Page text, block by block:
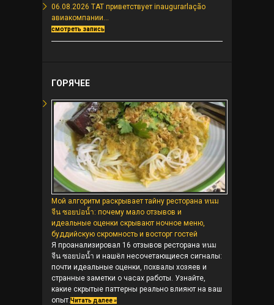
06.08.2026 TAT приветствует inaugurarlação
авиакомпании...
смотреть запись
ГОРЯЧЕЕ
Мой алгоритм раскрывает тайну ресторана หนม
จีน ซอยบ่อน้ำ: почему мало отзывов и
идеальные оценки скрывают ночное меню,
буддийскую скромность и восторг гостей
Я проанализировал 16 отзывов ресторана หนม
จีน ซอยบ่อน้ำ и нашёл несочетающиеся сигналы:
почти идеальные оценки, похвалы хозяев и
странные заметки о часах работы. Узнайте,
какие скрытые паттерны реально влияют на ваш
опыт.Читать далее »